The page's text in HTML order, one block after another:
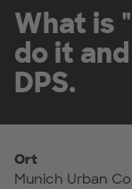
What is
do it
DPS.
Ort
Munich Urban